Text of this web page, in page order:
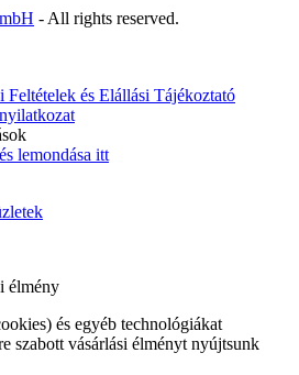
- All rights reserved.
Feltételek és Elállási Tájékoztató
lemondása itt
élmény
és egyéb technológiákat
szabott vásárlási élményt nyújtsunk